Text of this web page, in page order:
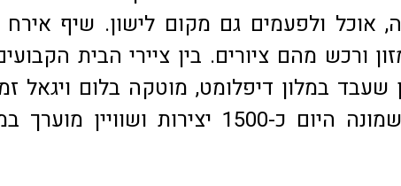
אוכל ולפעמים גם מקום לישון. שיף
ורכש מהם ציורים. בין ציירי הבית
שעבד במלון דיפלומט, מוטקה בלום ויגאל
החל האוסף שמונה היום כ-1500 יצירות ושוויין